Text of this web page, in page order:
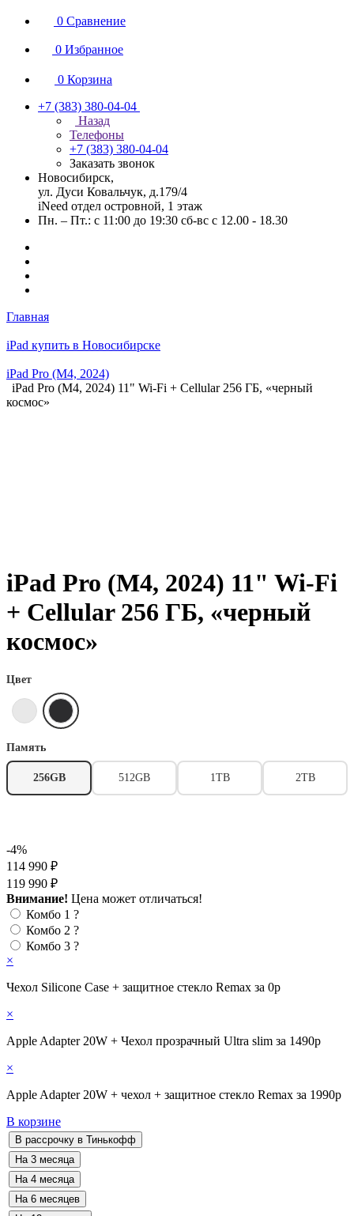
0 Сравнение
0 Избранное
0 Корзина
+7 (383) 380-04-04
Назад
Телефоны
+7 (383) 380-04-04
Заказать звонок
Новосибирск,
ул. Дуси Ковальчук, д.179/4
iNeed отдел островной, 1 этаж
Пн. – Пт.: с 11:00 до 19:30 сб-вс с 12.00 - 18.30
Главная
iPad купить в Новосибирске
iPad Pro (M4, 2024)
iPad Pro (M4, 2024) 11" Wi-Fi + Cellular 256 ГБ, «черный
космос»
iPad Pro (M4, 2024) 11" Wi-Fi
+ Cellular 256 ГБ, «черный
космос»
Цвет
Память
256GB 512GB 1TB 2TB
-4%
114 990 ₽
119 990 ₽
Внимание! Цена может отличаться!
Комбо 1 ?
Комбо 2 ?
Комбо 3 ?
×
Чехол Silicone Case + защитное стекло Remax за 0р
×
Apple Adapter 20W + Чехол прозрачный Ultra slim за 1490р
×
Apple Adapter 20W + чехол + защитное стекло Remax за 1990р
В корзине